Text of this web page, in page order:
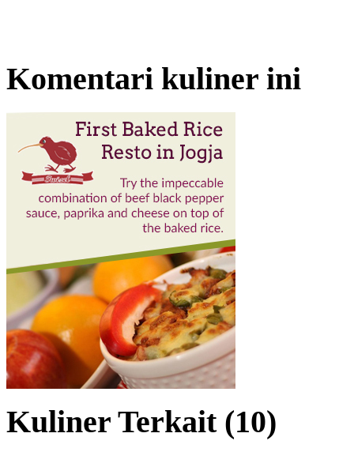
Komentari kuliner ini
Kuliner Terkait (10)